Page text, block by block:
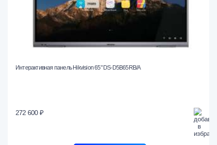
Интерактивная панель Hikvision 65" DS-D5B65RB/A
272 600 ₽